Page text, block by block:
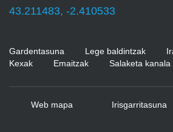
43.211483, -2.410533
Gardentasuna Lege baldintzak
Kexak
Emaitzak Salaketa kanala
Web mapa Irisgarritasuna